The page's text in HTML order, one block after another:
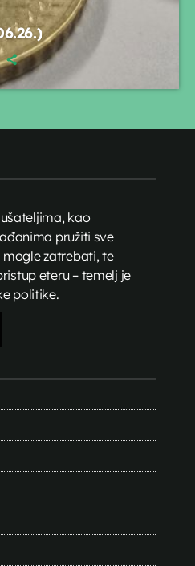
kao
pružiti sve
zatrebati, te
eteru – temelj je
politike.